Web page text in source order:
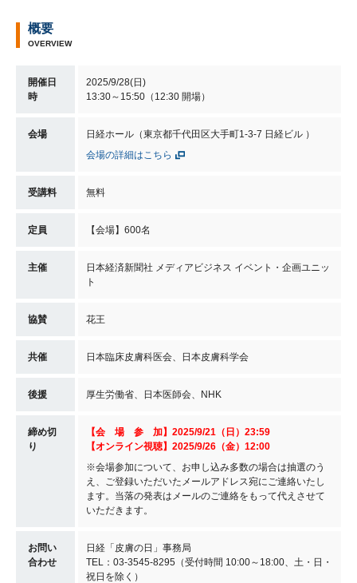
概要
OVERVIEW
開催日
時
2025/9/28(日)
13:30～15:50（12:30 開場）
会場
日経ホール（東京都千代田区大手町1-3-7 日経ビル ）
会場の詳細はこちら
受講料 無料
定員 【会場】600名
主催
日本経済新聞社 メディアビジネス イベント・企画ユニッ
ト
協賛 花王
共催 日本臨床皮膚科医会、日本皮膚科学会
後援 厚生労働省、日本医師会、NHK
締め切
り
【会 場 参 加】2025/9/21（日）23:59
【オンライン視聴】2025/9/26（金）12:00
※会場参加について、お申し込み多数の場合は抽選のう
え、ご登録いただいたメールアドレス宛にご連絡いたし
ます。当落の発表はメールのご連絡をもって代えさせて
いただきます。
お問い
合わせ
日経「皮膚の日」事務局
TEL：03-3545-8295（受付時間 10:00～18:00、土・日・
祝日を除く）